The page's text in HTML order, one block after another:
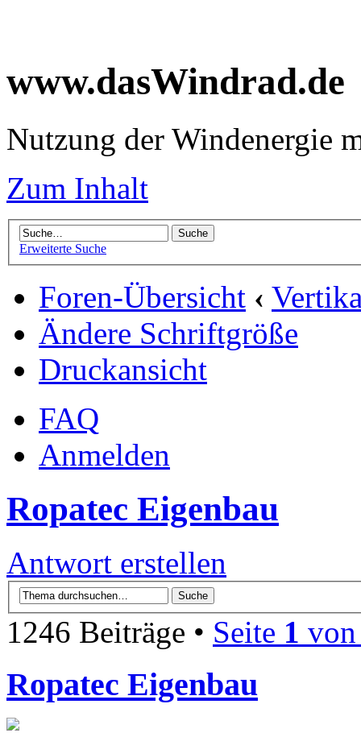
www.dasWindrad.de
Nutzung der Windenergie
Zum Inhalt
Erweiterte Suche
Foren-Übersicht ‹
Ändere Schriftgröße
Druckansicht
FAQ
Anmelden
Ropatec Eigenbau
Antwort erstellen
1246 Beiträge • Seite 1
Ropatec Eigenbau